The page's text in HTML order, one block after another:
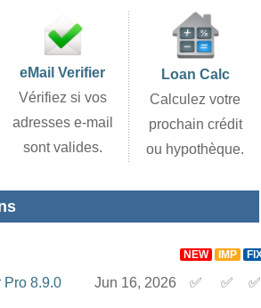
eMail Verifier
Vérifiez si vos
adresses e-mail
sont valides.
Loan Calc
Calculez votre
prochain crédit
ou hypothèque.
NEW IMP
Pro 8.9.0 Jun 16, 2026 ✅ ✅ ✅